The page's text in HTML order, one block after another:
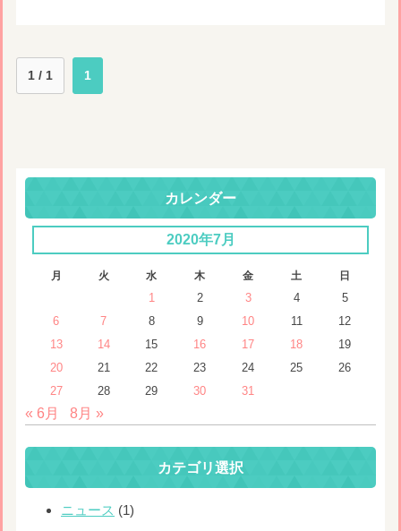
1 / 1 1
カレンダー
2020年7月
月 火 水 木 金 土 日
1 2 3 4
5
6
7 8 9 10 11
12
13
14 15 16 17 18
19
20
21 22 23 24 25
26
27
28 29 30 31
« 6月 8月 »
カテゴリ選択
ニュース (1)